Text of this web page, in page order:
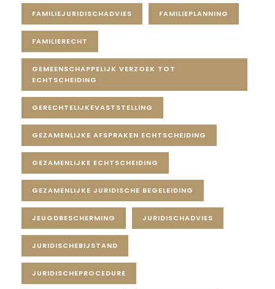
FAMILIEJURIDISCHADVIES FAMILIEPLANNING
FAMILIERECHT
GEMEENSCHAPPELIJK VERZOEK TOT
ECHTSCHEIDING
GERECHTELIJKEVASTSTELLING
GEZAMENLIJKE AFSPRAKEN ECHTSCHEIDING
GEZAMENLIJKE ECHTSCHEIDING
GEZAMENLIJKE JURIDISCHE BEGELEIDING
JEUGDBESCHERMING JURIDISCHADVIES
JURIDISCHEBIJSTAND
JURIDISCHEPROCEDURE